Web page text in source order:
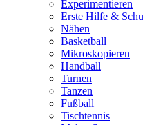
Experimentieren
Erste Hilfe &
Nähen
Basketball
Mikroskopieren
Handball
Turnen
Tanzen
Fußball
Tischtennis